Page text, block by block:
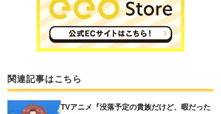
関連記事はこちら
TVアニメ『没落予定の貴族だけど、暇だった